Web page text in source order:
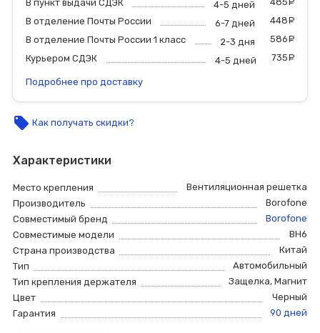
В пункт выдачи СДЭК
4-5 дней
В отделение Почты России
6-7 дней 448
В отделение Почты России 1 класс
2-3 дня 586
Курьером СДЭК
4-5 дней 735
Подробнее про доставку
local_offer Как получать скидки?
Характеристики
Место крепления
Вентиляционная решетка
Производитель
Borofone
Совместимый бренд
Borofone
Совместимые модели
BH6
Страна производства
Китай
Тип
Автомобильный
Тип крепления держателя
Защелка, Магнит
Цвет
Черный
Гарантия
90 дней